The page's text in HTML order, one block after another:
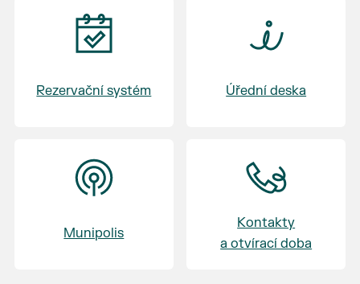
Rezervační systém Úřední deska
Munipolis
Kontakty
a otvírací doba